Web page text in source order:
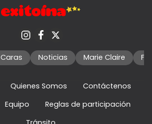
Caras Noticias Marie Claire
Quienes Somos
Contáctenos
Equipo
Reglas de participación